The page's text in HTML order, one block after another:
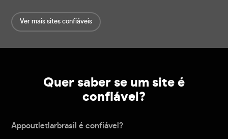
Ver mais sites confiáveis
Quer saber se um site é
confiável?
Appoutletlarbrasil é confiável?